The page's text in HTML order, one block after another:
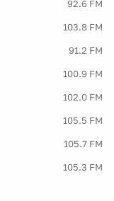
92.6 FM
103.8 FM
91.2 FM
100.9 FM
102.0 FM
105.5 FM
105.7 FM
105.3 FM